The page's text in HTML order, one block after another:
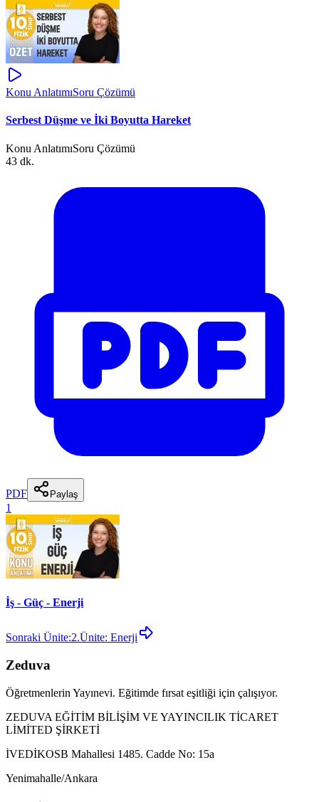
Konu AnlatımıSoru Çözümü
Serbest Düşme ve İki Boyutta Hareket
Konu AnlatımıSoru Çözümü
43 dk.
PDF Paylaş
1
İş - Güç - Enerji
Sonraki Ünite:2.Ünite: Enerji
Zeduva
Öğretmenlerin Yayınevi. Eğitimde fırsat eşitliği için çalışıyor.
ZEDUVA EĞİTİM BİLİŞİM VE YAYINCILIK TİCARET
LİMİTED ŞİRKETİ
İVEDİKOSB Mahallesi 1485. Cadde No: 15a
Yenimahalle/Ankara